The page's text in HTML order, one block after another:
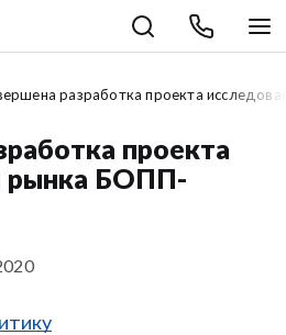
разработка проекта
проекта
рынка БОПП-